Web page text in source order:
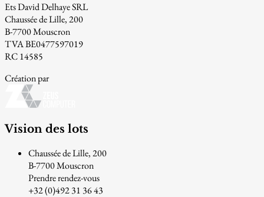
Ets David Delhaye SRL
Chaussée de Lille, 200
B-7700 Mouscron
TVA BE0477597019
RC 14585
Création par
Vision des lots
Chaussée de Lille, 200
B-7700 Mouscron
Prendre rendez-vous
+32 (0)492 31 36 43